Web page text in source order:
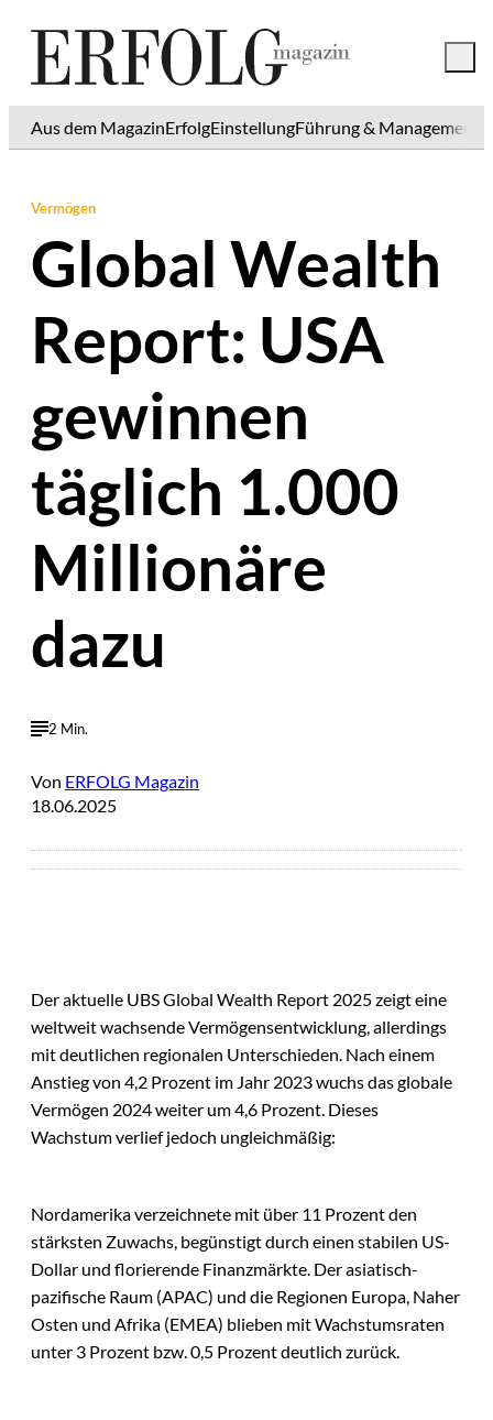
Aus dem MagazinErfolgEinstellungFührung & Management
Vermögen
Global Wealth
Report: USA
gewinnen
täglich 1.000
Millionäre
dazu
2 Min.
Von ERFOLG Magazin
18.06.2025
Der aktuelle UBS Global Wealth Report 2025 zeigt eine
weltweit wachsende Vermögensentwicklung, allerdings
mit deutlichen regionalen Unterschieden. Nach einem
Anstieg von 4,2 Prozent im Jahr 2023 wuchs das globale
Vermögen 2024 weiter um 4,6 Prozent. Dieses
Wachstum verlief jedoch ungleichmäßig:
Nordamerika verzeichnete mit über 11 Prozent den
stärksten Zuwachs, begünstigt durch einen stabilen US-
Dollar und florierende Finanzmärkte. Der asiatisch-
pazifische Raum (APAC) und die Regionen Europa, Naher
Osten und Afrika (EMEA) blieben mit Wachstumsraten
unter 3 Prozent bzw. 0,5 Prozent deutlich zurück.